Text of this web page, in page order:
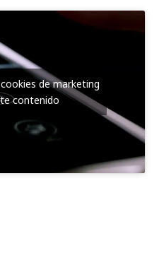
de marketing
contenido